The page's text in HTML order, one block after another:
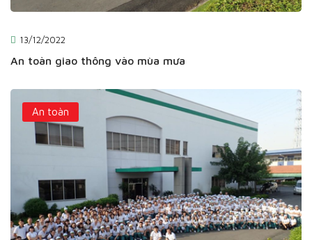
13/12/2022
An toàn giao thông vào mùa mưa
An toàn